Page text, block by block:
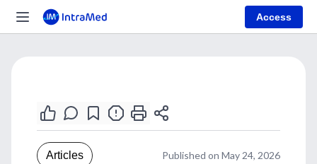
Access
Articles Published on May 24, 2026